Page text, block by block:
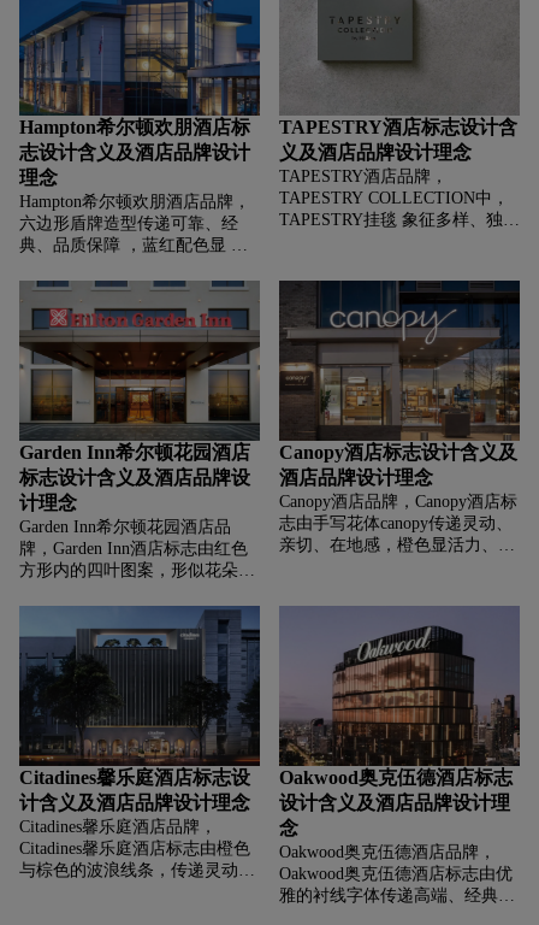
Hampton希尔顿欢朋酒店标
志设计含义及酒店品牌设计
理念
Hampton希尔顿欢朋酒店品牌，‌‌‌
六边形盾牌造型传递可靠、经
典、品质保障 ，蓝红配色显 沉
Hampton Inn传递亲切、温馨，
志借盾牌配色显经典可靠，用字
体传递温馨。
TAPESTRY酒店标志设计含
义及酒店品牌设计理念
TAPESTRY酒店品牌，‌‌‌
TAPESTRY COLLECTION中，
TAPESTRY挂毯 象征多样、独
验的理念；蓝紫配色显高端、创
意，契合精选特色酒店集合定
位。
Garden Inn希尔顿花园酒店
标志设计含义及酒店品牌设
计理念
Garden Inn希尔顿花园酒店品
牌，‌‌‌Garden Inn酒店标志由红色
方形内的四叶图案，形似花朵传
Garden Inn字体经典，蓝色显可
靠、专业。
Canopy酒店标志设计含义及
酒店品牌设计理念
Canopy酒店品牌，‌‌‌Canopy酒店标
志由手写花体canopy传递灵动、
亲切、在地感，橙色显活力、温
递灵动亲切，用飘带笔画诠释社
Citadines馨乐庭酒店标志设
计含义及酒店品牌设计理念
Citadines馨乐庭酒店品牌，‌‌‌
Citadines馨乐庭酒店标志由橙色
与棕色的波浪线条，传递灵动、
Oakwood奥克伍德酒店标志
设计含义及酒店品牌设计理
念
Oakwood奥克伍德酒店品牌，‌‌‌
Oakwood奥克伍德酒店标志由优
雅的衬线字体传递高端、经典、